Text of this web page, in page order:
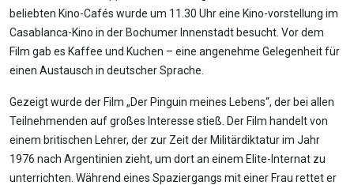
beliebten Kino-Cafés wurde um 11.30 Uhr eine Kino-vorstellung im
Casablanca-Kino in der Bochumer Innenstadt besucht. Vor dem
Film gab es Kaffee und Kuchen – eine angenehme Gelegenheit für
einen Austausch in deutscher Sprache.
Gezeigt wurde der Film „Der Pinguin meines Lebens“, der bei allen
Teilnehmenden auf großes Interesse stieß. Der Film handelt von
einem britischen Lehrer, der zur Zeit der Militärdiktatur im Jahr
1976 nach Argentinien zieht, um dort an einem Elite-Internat zu
unterrichten. Während eines Spaziergangs mit einer Frau rettet er